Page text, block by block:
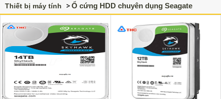
Thiết bị máy tính Ổ cứng HDD chuyên dụng Seagate